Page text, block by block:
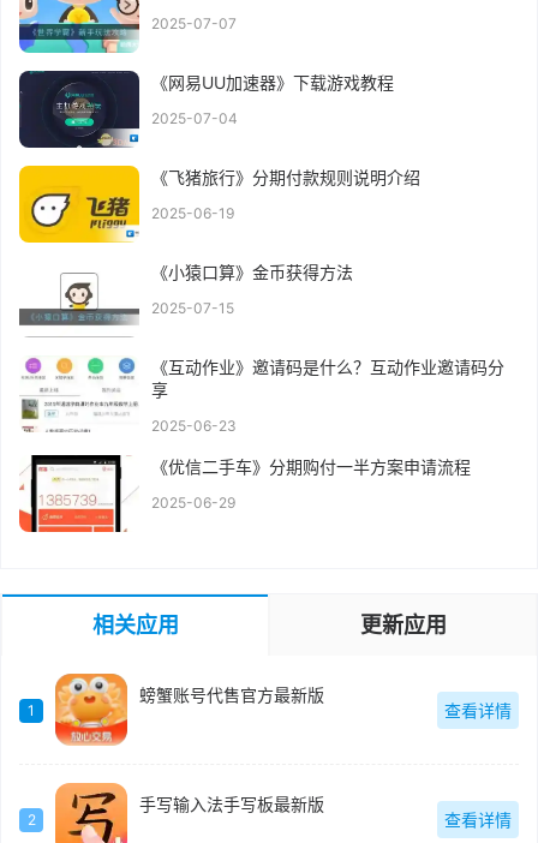
2025-07-07
《网易UU加速器》下载游戏教程
2025-07-04
《飞猪旅行》分期付款规则说明介绍
2025-06-19
《小猿口算》金币获得方法
2025-07-15
《互动作业》邀请码是什么？互动作业邀请码分
享
2025-06-23
《优信二手车》分期购付一半方案申请流程
2025-06-29
相关应用 更新应用
1
螃蟹账号代售官方最新版
查看详情
2
手写输入法手写板最新版
查看详情